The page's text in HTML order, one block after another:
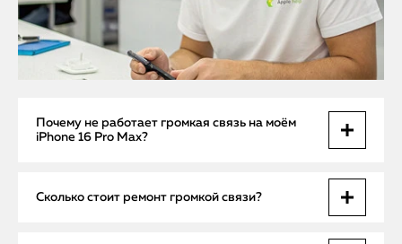
Почему не работает громкая связь на моём
iPhone 16 Pro Max?
сбоями в аудиокодеке или сильным загрязнением
Сколько стоит ремонт громкой связи?